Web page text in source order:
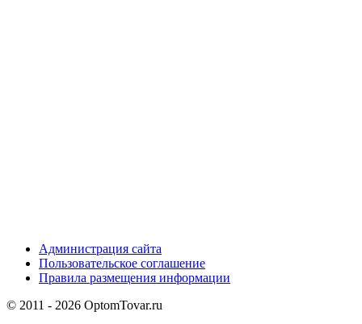
Администрация сайта
Пользовательское соглашение
Правила размещения информации
© 2011 - 2026 OptomTovar.ru